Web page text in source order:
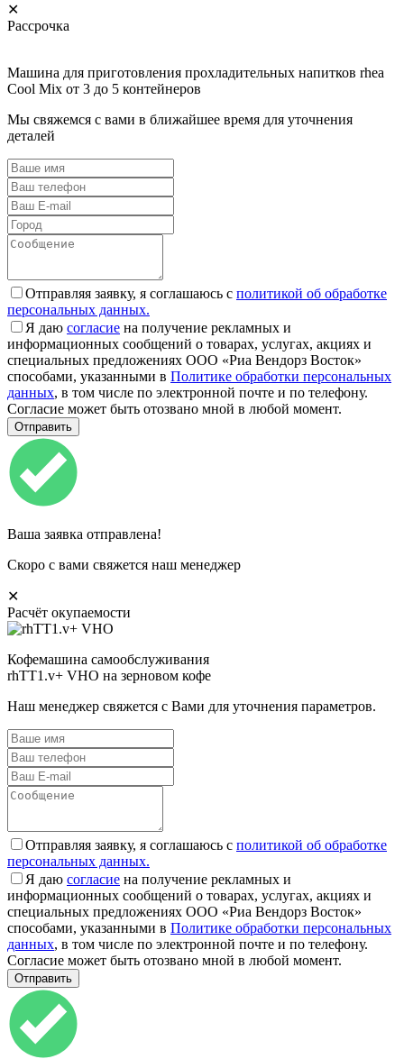
✕
Рассрочка
Машина для приготовления прохладительных напитков rhea
Cool Mix от 3 до 5 контейнеров
Мы свяжемся с вами в ближайшее время для уточнения
деталей
Отправляя заявку, я соглашаюсь с политикой об обработке
персональных данных.
Я даю согласие на получение рекламных и
информационных сообщений о товарах, услугах, акциях и
специальных предложениях ООО «Риа Вендорз Восток»
способами, указанными в Политике обработки персональных
данных, в том числе по электронной почте и по телефону.
Согласие может быть отозвано мной в любой момент.
Ваша заявка отправлена!
Скоро с вами свяжется наш менеджер
✕
Расчёт окупаемости
Кофемашина самообслуживания
rhTT1.v+ VHO на зерновом кофе
Наш менеджер свяжется с Вами для уточнения параметров.
Отправляя заявку, я соглашаюсь с политикой об обработке
персональных данных.
Я даю согласие на получение рекламных и
информационных сообщений о товарах, услугах, акциях и
специальных предложениях ООО «Риа Вендорз Восток»
способами, указанными в Политике обработки персональных
данных, в том числе по электронной почте и по телефону.
Согласие может быть отозвано мной в любой момент.